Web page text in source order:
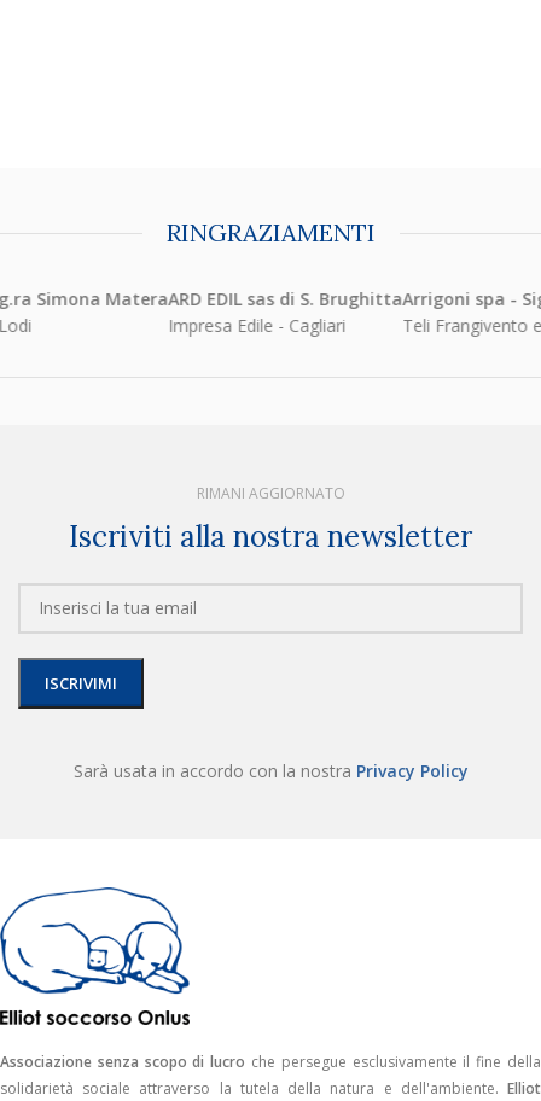
RINGRAZIAMENTI
MateraARD EDIL sas di S. Brughitta
Impresa Edile - Cagliari
Arrigoni spa - Sig.ra
Teli Frangivento e
RIMANI AGGIORNATO
Iscriviti alla nostra newsletter
Sarà usata in accordo con la nostra Privacy Policy
Associazione senza scopo di lucro che persegue esclusivamente il fine della
solidarietà sociale attraverso la tutela della natura e dell'ambiente. Elliot